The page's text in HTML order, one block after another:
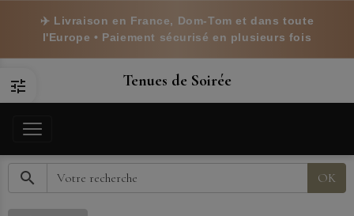
✈️ Livraison en France, Dom-Tom et dans toute
l'Europe • Paiement sécurisé en plusieurs fois
Tenues de Soirée
OK